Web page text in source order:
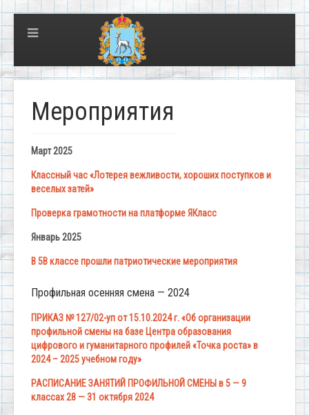
Мероприятия
Март 2025
Классный час «Лотерея вежливости, хороших поступков и
веселых затей»
Проверка грамотности на платформе ЯКласс
Январь 2025
В 5В классе прошли патриотические мероприятия
Профильная осенняя смена — 2024
ПРИКАЗ № 127/02-уп от 15.10.2024 г. «Об организации
профильной смены на базе Центра образования
цифрового и гуманитарного профилей «Точка роста» в
2024 – 2025 учебном году»
РАСПИСАНИЕ ЗАНЯТИЙ ПРОФИЛЬНОЙ СМЕНЫ в 5 — 9
классах 28 — 31 октября 2024